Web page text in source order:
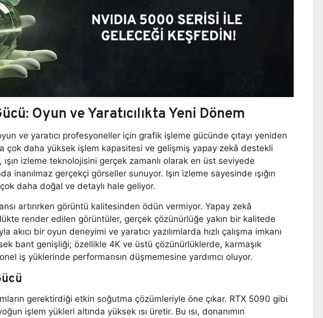
Oyun ve Yaratıcılıkta Yeni Dönem
ve yaratıcı profesyoneller için grafik işleme gücünde çıtayı yeniden
çok daha yüksek işlem kapasitesi ve gelişmiş yapay zekâ destekli
izleme teknolojisini gerçek zamanlı olarak en üst seviyede
inanılmaz gerçekçi görseller sunuyor. Işın izleme sayesinde ışığın
daha doğal ve detaylı hale geliyor.
artırırken görüntü kalitesinden ödün vermiyor. Yapay zekâ
render edilen görüntüler, gerçek çözünürlüğe yakın bir kalitede
akıcı bir oyun deneyimi ve yaratıcı yazılımlarda hızlı çalışma imkanı
bant genişliği; özellikle 4K ve üstü çözünürlüklerde, karmaşık
iş yüklerinde performansın düşmemesine yardımcı oluyor.
gerektirdiği etkin soğutma çözümleriyle öne çıkar. RTX 5090 gibi
işlem yükleri altında yüksek ısı üretir. Bu ısı, donanımın